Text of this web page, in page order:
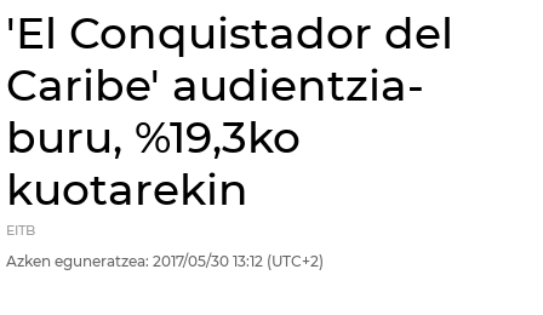
'El Conquistador del
Caribe' audientzia-
buru, %19,3ko
kuotarekin
EITB
Azken eguneratzea: 2017/05/30 13:12 (UTC+2)